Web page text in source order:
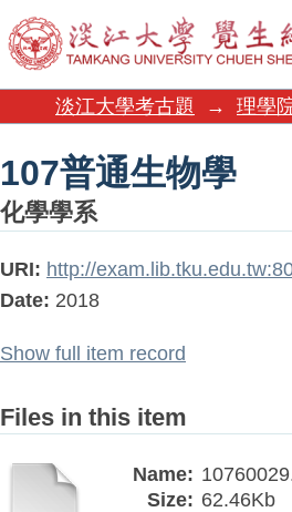
107普通生物學
淡江大學考古題 → 理學
107普通生物學
化學學系
URI: http://
Date: 2018
Show full item record
Files in this item
Name:
Size: 62.46Kb